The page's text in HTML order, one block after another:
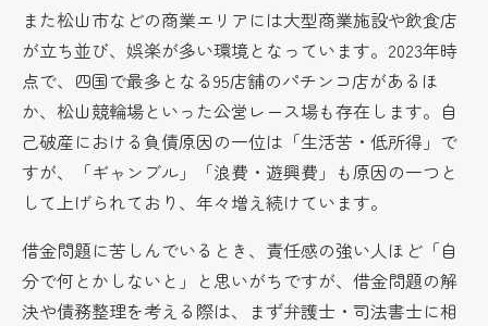
また松山市などの商業エリアには大型商業施設や飲食店
が立ち並び、娯楽が多い環境となっています。2023年時
点で、四国で最多となる95店舗のパチンコ店があるほ
か、松山競輪場といった公営レース場も存在します。自
己破産における負債原因の一位は「生活苦・低所得」で
すが、「ギャンブル」「浪費・遊興費」も原因の一つと
して上げられており、年々増え続けています。
借金問題に苦しんでいるとき、責任感の強い人ほど「自
分で何とかしないと」と思いがちですが、借金問題の解
決や債務整理を考える際は、まず弁護士・司法書士に相